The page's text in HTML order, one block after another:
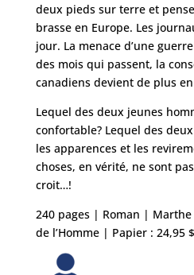
deux pieds sur terre et
brasse en Europe. Les
jour. La menace d’une
des mois qui passent, la
canadiens devient de plus
Lequel des deux jeunes
confortable? Lequel des
les apparences et les
choses, en vérité, ne sont
croit…!
240 pages | Roman |
de l’Homme | Papier : 24,95